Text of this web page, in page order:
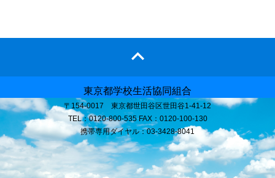
東京都学校生活協同組合
〒154-0017 東京都世田谷区世田谷1-41-12
TEL：0120-800-535 FAX：0120-100-130
携帯専用ダイヤル：03-3428-8041